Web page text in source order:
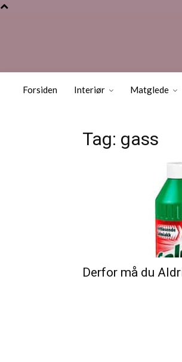
Forsiden Interiør Matglede
Tag: gass
Derfor må du